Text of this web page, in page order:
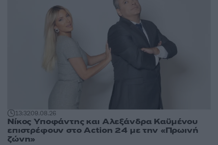
13:3209.08.26
Νίκος Υποφάντης και Αλεξάνδρα Καϋμένου
επιστρέφουν στο Action 24 με την «Πρωινή
ζώνη»